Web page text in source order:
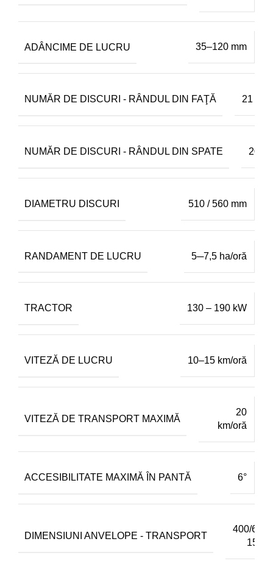
ADÂNCIME DE LUCRU 35–120 mm
NUMĂR DE DISCURI - RÂNDUL DIN FAŢĂ 21
NUMĂR DE DISCURI - RÂNDUL DIN SPATE 20
DIAMETRU DISCURI 510 / 560 mm
RANDAMENT DE LUCRU 5─7,5 ha/oră
TRACTOR 130 – 190 kW
VITEZĂ DE LUCRU 10–15 km/oră
VITEZĂ DE TRANSPORT MAXIMĂ
20
km/oră
ACCESIBILITATE MAXIMĂ ÎN PANTĂ 6°
DIMENSIUNI ANVELOPE - TRANSPORT
400/60-
15,5